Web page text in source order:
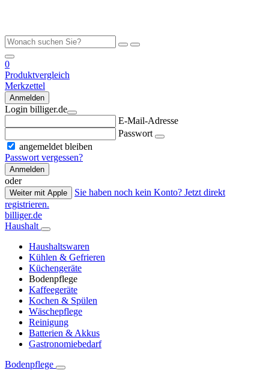
0
Produktvergleich
Merkzettel
Anmelden
Login billiger.de
E-Mail-Adresse
Passwort
angemeldet bleiben
Passwort vergessen?
Anmelden
oder
Weiter mit Apple
Sie haben noch kein Konto? Jetzt direkt
registrieren.
billiger.de
Haushalt
Haushaltswaren
Kühlen & Gefrieren
Küchengeräte
Bodenpflege
Kaffeegeräte
Kochen & Spülen
Wäschepflege
Reinigung
Batterien & Akkus
Gastronomiebedarf
Bodenpflege